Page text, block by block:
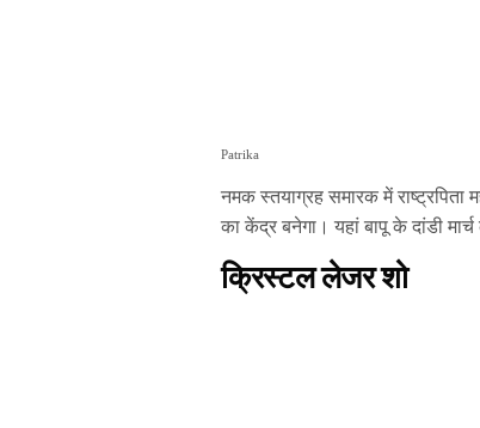
Patrika
नमक स्तयाग्रह समारक में राष्ट्रपिता
का केंद्र बनेगा। यहां बापू के दांडी मार्च
क्रिस्टल लेजर शो